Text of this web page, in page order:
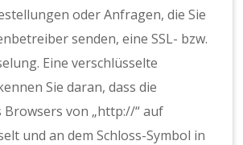
oder Anfragen, die Sie
senden, eine SSL- bzw.
Eine verschlüsselte
Sie daran, dass die
Browsers von „http://“ auf
und an dem Schloss-Symbol in